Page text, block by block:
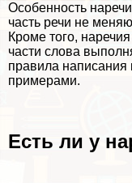
Особенность
часть речи не
Кроме того,
части слова
правила
примерами.
Есть ли у